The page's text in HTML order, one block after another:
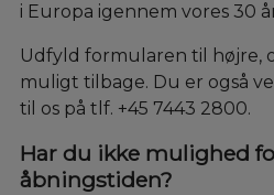
i Europa igennem vores 30
Udfyld formularen til højre,
muligt tilbage. Du er også
til os på tlf. +45 7443 2800.
Har du ikke mulighed
åbningstiden?